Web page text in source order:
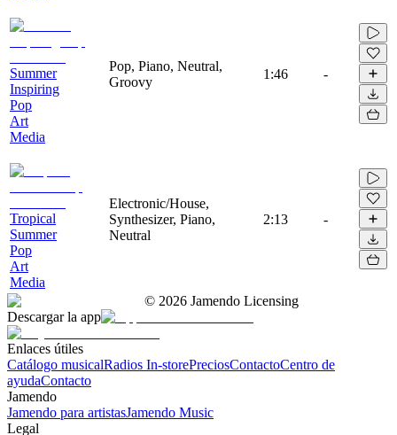
Summer
Inspiring
Pop
Art
Media
Pop, Piano, Neutral,
Groovy
1:46 -
Tropical
Summer
Pop
Art
Media
Electronic/House,
Synthesizer, Piano,
Neutral
2:13 -
© 2026 Jamendo Licensing
Descargar la app
Enlaces útiles
Catálogo musicalRadios In-storePreciosContactoCentro de
ayudaContacto
Jamendo
Jamendo para artistasJamendo Music
Legal